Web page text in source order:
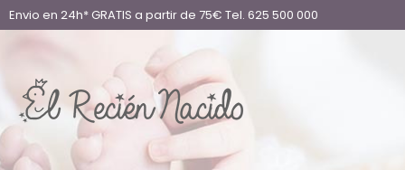
Envio en 24h* GRATIS a partir de 75€ Tel. 625 500 000